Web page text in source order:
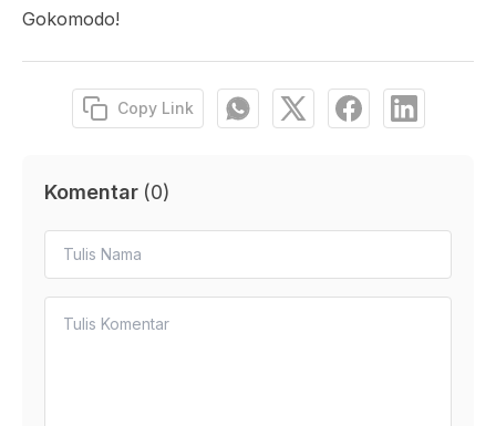
Gokomodo!
Copy Link
Komentar (0)